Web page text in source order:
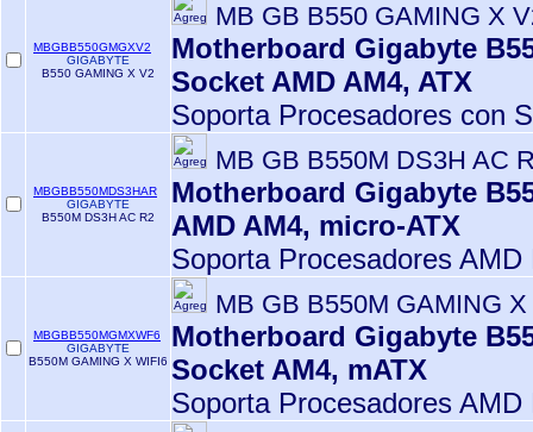
MBGBB550GMGXV2
GIGABYTE
B550 GAMING X V2
MB GB B550 GAMING X
Motherboard Gigabyte
Socket AMD AM4, ATX
Soporta Procesadores con
MBGBB550MDS3HAR
GIGABYTE
B550M DS3H AC R2
MB GB B550M DS3H AC
Motherboard Gigabyte
AMD AM4, micro-ATX
Soporta Procesadores
MBGBB550MGMXWF6
GIGABYTE
B550M GAMING X WIFI6
MB GB B550M GAMING
Motherboard Gigabyte
Socket AM4, mATX
Soporta Procesadores